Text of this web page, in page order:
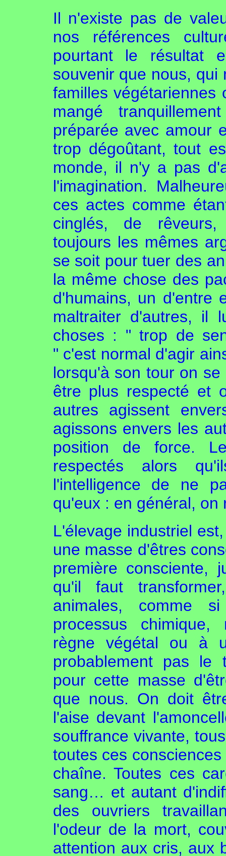
Il n'existe pas de
nos références
pourtant le résultat
souvenir que nous,
familles végétariennes
mangé
préparée avec amour
trop dégoûtant, tout
monde, il n'y a pas
l'imagination.
ces actes comme
cinglés, de rêveurs,
toujours les mêmes
se soit pour tuer des
la même chose des
d'humains, un d'entre
maltraiter d'autres, il
choses : " trop de
" c'est normal d'agir
lorsqu'à son tour on
être plus respecté et
autres agissent
agissons envers les
position de force.
respectés alors
l'intelligence de ne
qu'eux : en général, on
L'élevage industriel
une masse d'êtres
première consciente,
qu'il faut
animales, comme
processus chimique,
règne végétal ou à
probablement pas le
pour cette masse
que nous. On doit
l'aise devant
souffrance vivante,
toutes ces
chaîne. Toutes ces
sang… et autant
des ouvriers
l'odeur de la mort,
attention aux cris, aux